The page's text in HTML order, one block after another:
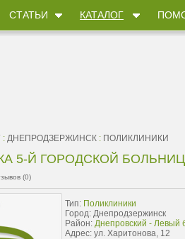
СТАТЬИ КАТАЛОГ
: ДНЕПРОДЗЕРЖИНСК : ПОЛИКЛИНИКИ
5-Й ГОРОДСКОЙ
(0)
Тип: Поликлиники
Город: Днепродзержинск
Район: Днепровский - Левый
Адрес: ул. Харитонова, 12